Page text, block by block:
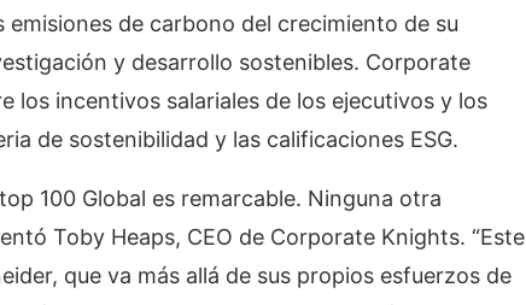
de carbono del crecimiento de su
y desarrollo sostenibles. Corporate
los incentivos salariales de los ejecutivos y los
de sostenibilidad y las calificaciones ESG.
100 Global es remarcable. Ninguna otra
Toby Heaps, CEO de Corporate Knights. “Este
que va más allá de sus propios esfuerzos de